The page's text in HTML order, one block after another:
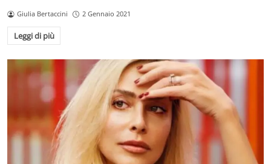
Giulia Bertaccini 2 Gennaio 2021
Leggi di più